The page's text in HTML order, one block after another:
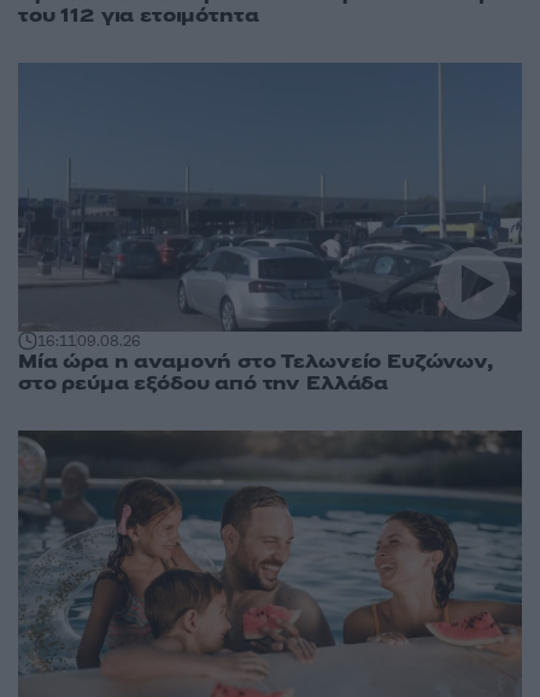
του 112 για ετοιμότητα
16:1109.08.26
Μία ώρα η αναμονή στο Τελωνείο Ευζώνων,
στο ρεύμα εξόδου από την Ελλάδα